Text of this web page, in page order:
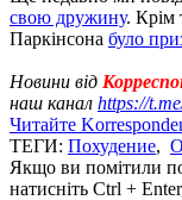
свою дружину. Крім
Паркінсона було
Новини від
наш канал https://
Читайте
ТЕГИ: Похудение,
Якщо ви помітили
натисніть Ctrl +